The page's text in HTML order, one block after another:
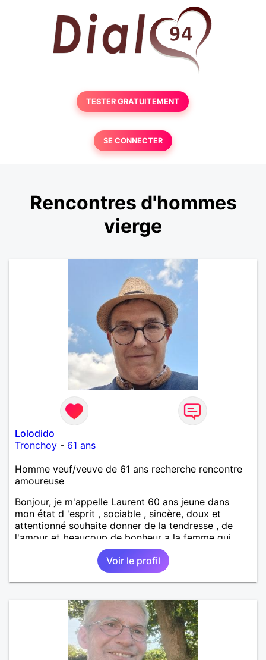
TESTER GRATUITEMENT
SE CONNECTER
Rencontres d'hommes
vierge
Lolodido
Tronchoy - 61 ans
Homme veuf/veuve de 61 ans recherche rencontre
amoureuse
Bonjour, je m'appelle Laurent 60 ans jeune dans
mon état d 'esprit , sociable , sincère, doux et
attentionné souhaite donner de la tendresse , de
l'amour et beaucoup de bonheur a la femme qui
souhaitera partager ma vie . Bientôt en retraite a la
fin de l 'année et libre de toute contrainte. Digne de
confiance à la femme qui voudras m 'en accorder
en toute sincérité. Pour le reste venez me découvrir
Voir le profil